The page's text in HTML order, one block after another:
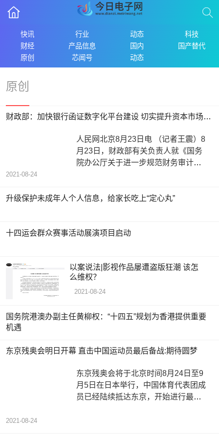
快讯 行业 动态
科技
财经
产品信息 国内
国产替代
原创
芯闻号 动态
原创
财政部：加快银行函证数字化平台建设 切实提升资本市场审计质量
人民网北京8月23日电 （记者王震）8
月23日，财政部有关负责人就《国务
院办公厅关于进一步规范财务审计秩
2021-08-24
升级保护未成年人个人信息，给家长吃上“定心丸”
十四运会群众赛事活动展演项目启动
以案说法|影视作品屡遭盗版狂潮 该怎
么维权？
2021-08-24
国务院港澳办副主任黄柳权：“十四五”规划为香港提供重要
机遇
东京残奥会明日开幕 直击中国运动员最后备战:期待圆梦
东京残奥会将于北京时间8月24日至9
月5日在日本举行，中国体育代表团成
员已经陆续抵达东京，开始进行最后
2021-08-24